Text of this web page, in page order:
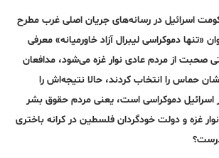
اسرائیل در رسانه‌های جریان اصلی غرب مطرح
«تنها دموکراسی لیبرال آزاد خاورمیانه» معرفی
صحبت از مردم عادی نوار غزه می‌شود، مدافعان
حماس را انتخاب کردند، حالا نتیجه‌اش را
دموکراسی است، یعنی مردم حقوق بشر
غزه و دولت خودگردان فلسطین در کرانه باختری